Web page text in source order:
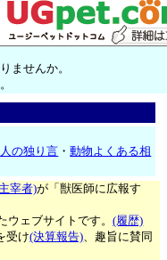
ませんか。
の独り言 ・動物よくある相
宰者)が「獣医師に広報す
ウェブサイトです。(履歴)
受け(決算報告)、趣旨に賛同